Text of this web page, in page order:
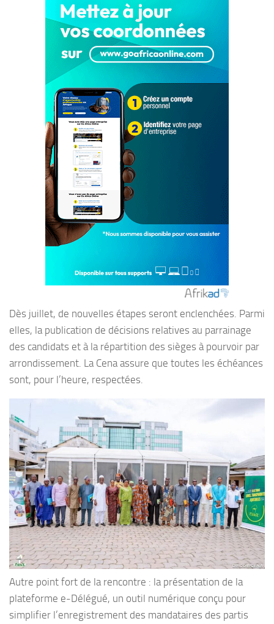
Dès juillet, de nouvelles étapes seront enclenchées. Parmi
elles, la publication de décisions relatives au parrainage
des candidats et à la répartition des sièges à pourvoir par
arrondissement. La Cena assure que toutes les échéances
sont, pour l’heure, respectées.
Autre point fort de la rencontre : la présentation de la
plateforme e-Délégué, un outil numérique conçu pour
simplifier l’enregistrement des mandataires des partis